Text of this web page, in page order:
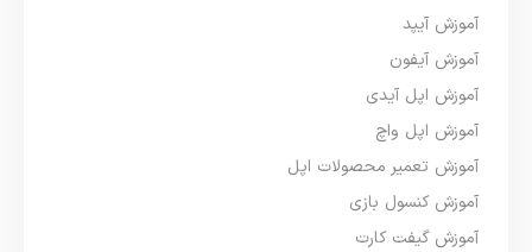
آموزش آیپد
آموزش آیفون
آموزش اپل آیدی
آموزش اپل واچ
آموزش تعمیر محصولات اپل
آموزش کنسول بازی
آموزش گیفت کارت